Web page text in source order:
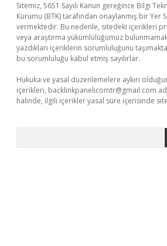
Sitemiz, 5651 Sayılı Kanun gereğince Bilgi
Kurumu (BTK) tarafından onaylanmış bir Yer
vermektedir. Bu nedenle, sitedeki içerikleri
veya araştırma yükümlülüğümüz
yazdıkları içeriklerin sorumluluğunu
bu sorumluluğu kabul etmiş sayılırlar.
Hukuka ve yasal düzenlemelere aykırı
içerikleri, backlinkpanelicomtr@gmail.com
halinde, ilgili içerikler yasal süre içerisinde